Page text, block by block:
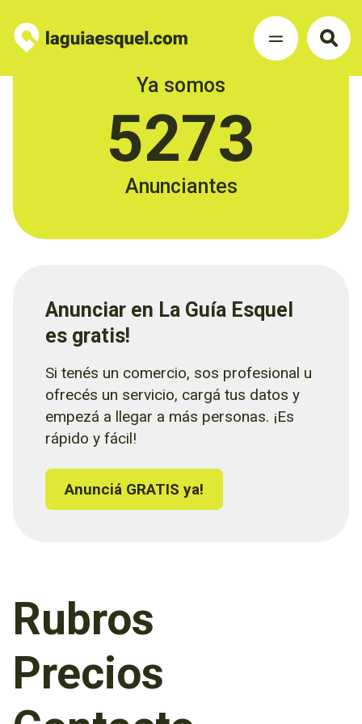
Ya somos
5273
Anunciantes
Anunciar en La Guía Esquel
es gratis!
Si tenés un comercio, sos profesional u
ofrecés un servicio, cargá tus datos y
empezá a llegar a más personas. ¡Es
rápido y fácil!
Anunciá GRATIS ya!
Rubros
Precios